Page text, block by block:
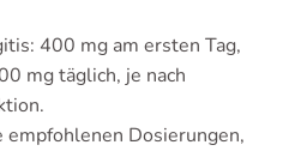
400 mg am ersten Tag,
mg täglich, je nach
empfohlenen Dosierungen,